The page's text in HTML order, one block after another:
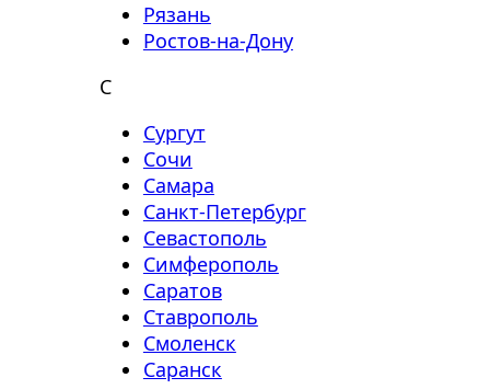
Рязань
Ростов-на-Дону
С
Сургут
Сочи
Самара
Санкт-Петербург
Севастополь
Симферополь
Саратов
Ставрополь
Смоленск
Саранск